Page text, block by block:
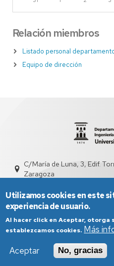
Relación miembros
Listado personal
Equipo de dirección
C/María de Luna, 3, Edif.
Zaragoza
Aviso Legal
Política de Privacidad
Utilizamos cookies en este
experiencia de usuario.
Al hacer click en Aceptar, otorga
establezcamos cookies. Más
Aceptar
No, gracias